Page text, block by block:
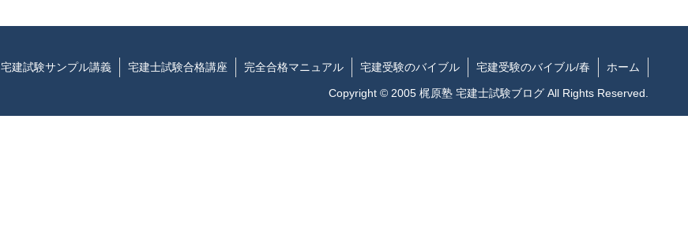
宅建試験サンプル講義 宅建士試験合格講座 完全合格マニュアル 宅建受験のバイブル 宅建受験のバイブル/春 ホーム
Copyright © 2005 梶原塾 宅建士試験ブログ All Rights Reserved.